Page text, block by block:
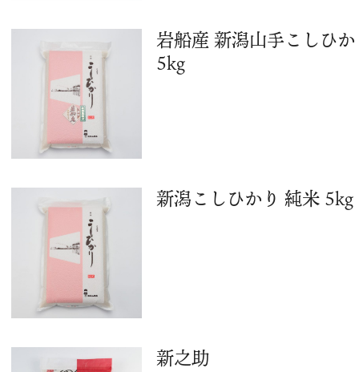
岩船産 新潟山手こしひ
5kg
新潟こしひかり 純米 5kg
新之助